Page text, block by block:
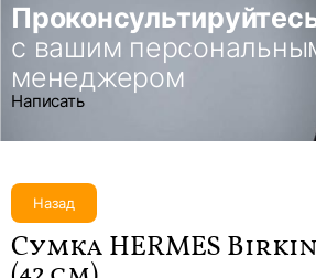
с вашим
менеджером
Написать
Назад
Сумка HERMES